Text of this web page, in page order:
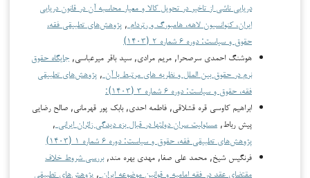
دریایی ناشی از تاخیر در تحویل کالا و معیار محاسبه آن در قانون دریایی
ایران، کنوانسیون لاهه، هامبورگ و رتردام , پژوهش‌های تطبیقی فقه،
حقوق و سیاست: دوره ۶ شماره ۲ (۱۴۰۳)
هوشنگ احمدی سرصحرا, مریم مرادی, سید باقر میرعباسی, جایگاه حقوق
نرم در حقوق بین الملل و نظریه های مرتبط با آن , پژوهش‌های تطبیقی
فقه، حقوق و سیاست: دوره ۶ شماره ۳ (۱۴۰۳):
ابراهیم کاوسی قره قشلاقی, فاطمه احدی, بابک پور قهرمانی, صالح رضایی
پیش رباط, مسئولیت سران دولتها در قبال بزه دیدگی زائران ایرانی ,
پژوهش‌های تطبیقی فقه، حقوق و سیاست: دوره ۶ شماره ۱ (۱۴۰۳)
فرنگیس شیخ, محمد علی صفا, مهدی بهره مند,بررسی شروط خلاف
مقتضای عقد در فقه امامیه و قوانین موضوعه ایران , پژوهش‌های تطبیقی